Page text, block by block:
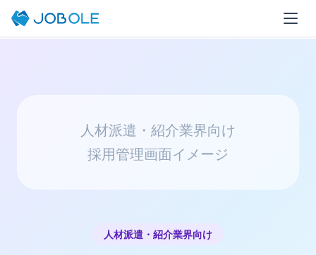
JOBOLE > 人材派遣・紹介業界向け
人材派遣・紹介業界向け
人材派遣・紹介業界向け
採用管理画面イメージ